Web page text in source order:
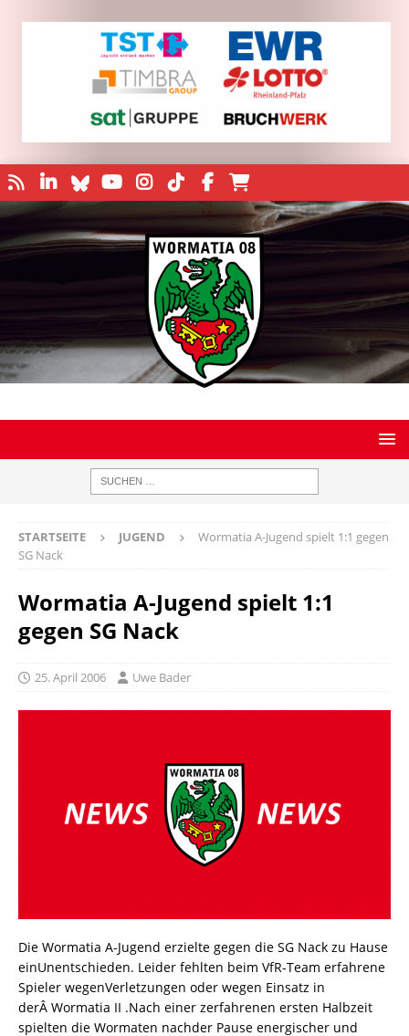
STARTSEITE JUGEND
Wormatia A-Jugend spielt 1:1 gegen
SG Nack
Wormatia A-Jugend spielt 1:1
gegen SG Nack
25. April 2006 Uwe Bader
Die Wormatia A-Jugend erzielte gegen die SG Nack zu Hause
einUnentschieden. Leider fehlten beim VfR-Team erfahrene
Spieler wegenVerletzungen oder wegen Einsatz in
derÂ Wormatia II .Nach einer zerfahrenen ersten Halbzeit
spielten die Wormaten nachder Pause energischer und